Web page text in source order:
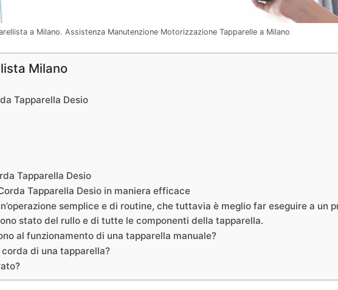
a Milano. Assistenza Manutenzione Motorizzazione Tapparelle a Milano
Milano
Tapparella Desio
Tapparella Desio
Tapparella Desio in maniera efficace
semplice e di routine, che tuttavia è meglio far eseguire a un
stato del rullo e di tutte le componenti della tapparella.
al funzionamento di una tapparella manuale?
di una tapparella?